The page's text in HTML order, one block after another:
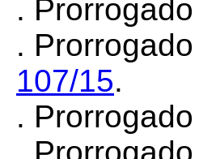
.
.
107/15.
.